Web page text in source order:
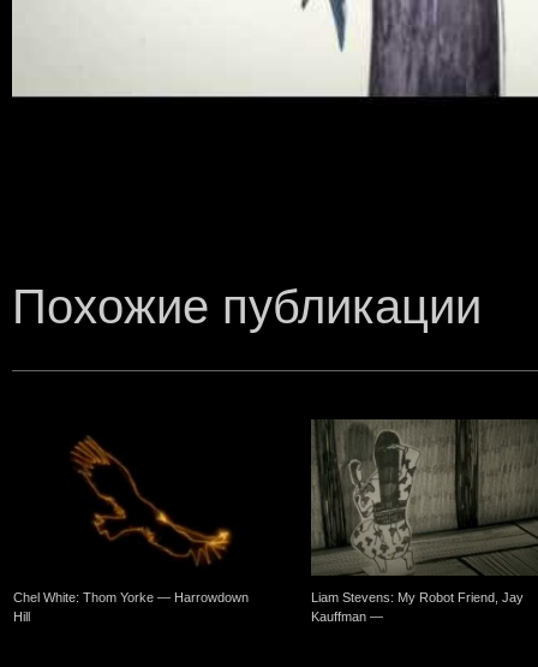
Похожие публикации
Chel White: Thom Yorke — Harrowdown
Hill
Liam Stevens: My Robot Friend, Jay
Kauffman —